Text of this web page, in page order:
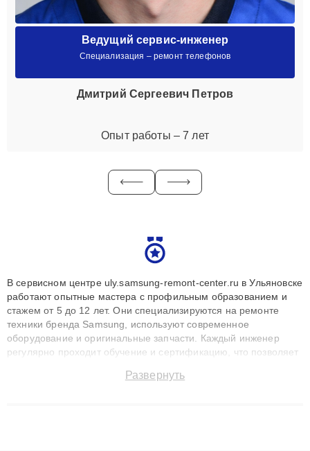
Ведущий сервис-инженер
Специализация – ремонт телефонов
Дмитрий Сергеевич Петров
Опыт работы – 7 лет
В сервисном центре uly.samsung-remont-center.ru в Ульяновске
работают опытные мастера с профильным образованием и
стажем от 5 до 12 лет. Они специализируются на ремонте
техники бренда Samsung, используют современное
оборудование и оригинальные запчасти. Каждый инженер
регулярно проходит обучение и сертификацию, что позволяет
технику с сохранением гарантии до 3 лет. Наши мастера
Развернуть